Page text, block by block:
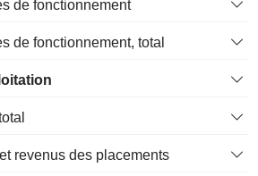
de fonctionnement
de fonctionnement, total
revenus des placements